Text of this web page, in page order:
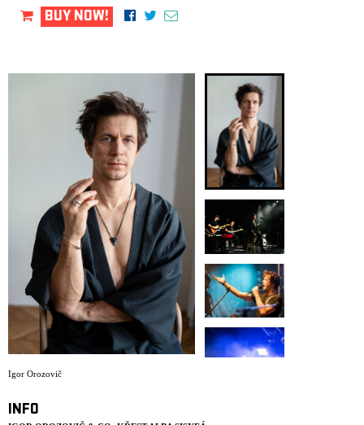
BUY NOW!
Igor Orozovič
INFO